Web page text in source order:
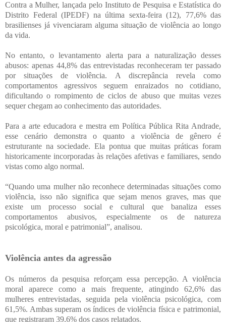
Contra a Mulher, lançada pelo Instituto de Pesquisa e Estatística do
Distrito Federal (IPEDF) na última sexta-feira (12), 77,6% das
brasilienses já vivenciaram alguma situação de violência ao longo
da vida.
No entanto, o levantamento alerta para a naturalização desses
abusos: apenas 44,8% das entrevistadas reconheceram ter passado
por situações de violência. A discrepância revela como
comportamentos agressivos seguem enraizados no cotidiano,
dificultando o rompimento de ciclos de abuso que muitas vezes
sequer chegam ao conhecimento das autoridades.
Para a arte educadora e mestra em Política Pública Rita Andrade,
esse cenário demonstra o quanto a violência de gênero é
estruturante na sociedade. Ela pontua que muitas práticas foram
historicamente incorporadas às relações afetivas e familiares, sendo
vistas como algo normal.
“Quando uma mulher não reconhece determinadas situações como
violência, isso não significa que sejam menos graves, mas que
existe um processo social e cultural que banaliza esses
comportamentos abusivos, especialmente os de natureza
psicológica, moral e patrimonial”, analisou.
Violência antes da agressão
Os números da pesquisa reforçam essa percepção. A violência
moral aparece como a mais frequente, atingindo 62,6% das
mulheres entrevistadas, seguida pela violência psicológica, com
61,5%. Ambas superam os índices de violência física e patrimonial,
que registraram 39,6% dos casos relatados.